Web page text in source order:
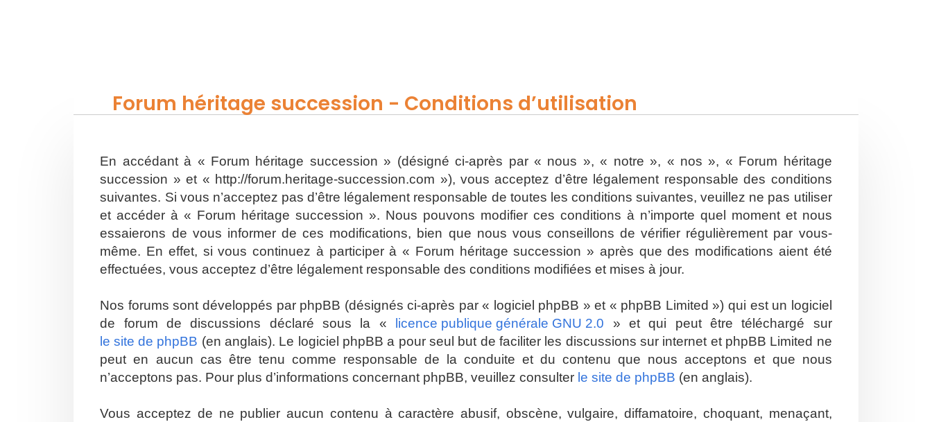
Forum héritage succession - Conditions d’utilisation
En accédant à « Forum héritage succession » (désigné ci-après par « nous », « notre », « nos », « Forum héritage
succession » et « http://forum.heritage-succession.com »), vous acceptez d’être légalement responsable des conditions
suivantes. Si vous n’acceptez pas d’être légalement responsable de toutes les conditions suivantes, veuillez ne pas utiliser
et accéder à « Forum héritage succession ». Nous pouvons modifier ces conditions à n’importe quel moment et nous
essaierons de vous informer de ces modifications, bien que nous vous conseillons de vérifier régulièrement par vous-
même. En effet, si vous continuez à participer à « Forum héritage succession » après que des modifications aient été
effectuées, vous acceptez d’être légalement responsable des conditions modifiées et mises à jour.
Nos forums sont développés par phpBB (désignés ci-après par « logiciel phpBB » et « phpBB Limited ») qui est un logiciel
de forum de discussions déclaré sous la «
licence publique générale GNU 2.0 » et qui peut être téléchargé sur
le site de phpBB (en anglais). Le logiciel phpBB a pour seul but de faciliter les discussions sur internet et phpBB Limited ne
peut en aucun cas être tenu comme responsable de la conduite et du contenu que nous acceptons et que nous
n’acceptons pas. Pour plus d’informations concernant phpBB, veuillez consulter le site de phpBB (en anglais).
Vous acceptez de ne publier aucun contenu à caractère abusif, obscène, vulgaire, diffamatoire, choquant, menaçant,